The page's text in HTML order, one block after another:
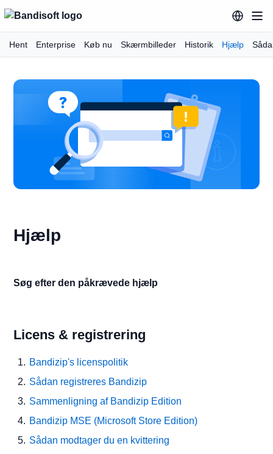
Hent Enterprise Køb nu Skærmbilleder Historik Hjælp
Hjælp
Søg efter den påkrævede hjælp
Licens & registrering
Bandizip's licenspolitik
Sådan registreres Bandizip
Sammenligning af Bandizip Edition
Bandizip MSE (Microsoft Store Edition)
Sådan modtager du en kvittering